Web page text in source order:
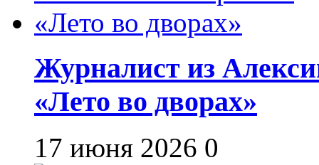
Журналист из
«Лето во дворах»
17 июня 2026 0